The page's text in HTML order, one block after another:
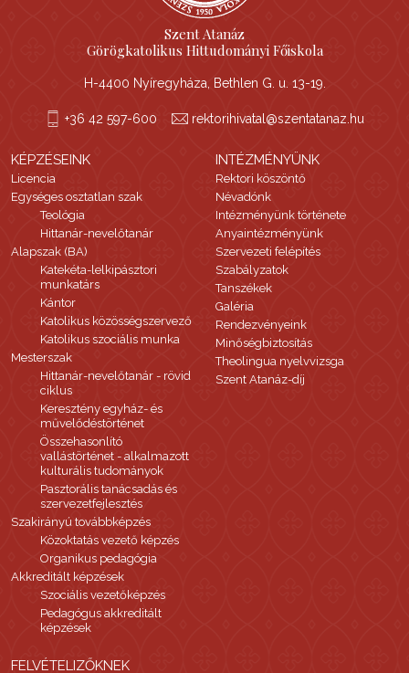
Szent Atanáz
Görögkatolikus Hittudományi Főiskola
H-4400 Nyíregyháza, Bethlen G. u. 13-19.
+36 42 597-600 rektorihivatal@szentatanaz.hu
KÉPZÉSEINK
Licencia
Egységes osztatlan szak
Teológia
Hittanár-nevelőtanár
Alapszak (BA)
Katekéta-lelkipásztori
munkatárs
Kántor
Katolikus közösségszervező
Katolikus szociális munka
Mesterszak
Hittanár-nevelőtanár - rövid
ciklus
Keresztény egyház- és
művelődéstörténet
Összehasonlító
vallástörténet - alkalmazott
kulturális tudományok
Pasztorális tanácsadás és
szervezetfejlesztés
Szakirányú továbbképzés
Közoktatás vezető képzés
Organikus pedagógia
Akkreditált képzések
Szociális vezetőképzés
Pedagógus akkreditált
képzések
INTÉZMÉNYÜNK
Rektori köszöntő
Névadónk
Intézményünk története
Anyaintézményünk
Szervezeti felépítés
Szabályzatok
Tanszékek
Galéria
Rendezvényeink
Minőségbiztosítás
Theolingua nyelvvizsga
Szent Atanáz-díj
FELVÉTELIZŐKNEK